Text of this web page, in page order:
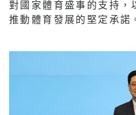
對國家體育盛事的支持，
推動體育發展的堅定承諾